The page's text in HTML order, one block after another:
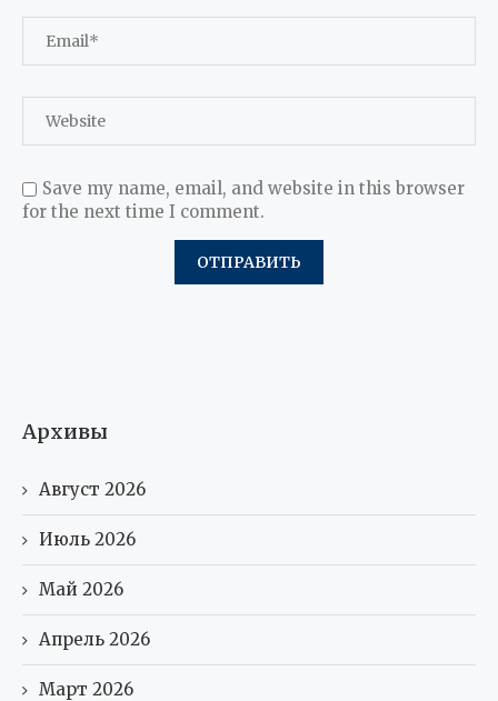
Save my name, email, and website in this browser
for the next time I comment.
Архивы
Август 2026
Июль 2026
Май 2026
Апрель 2026
Март 2026